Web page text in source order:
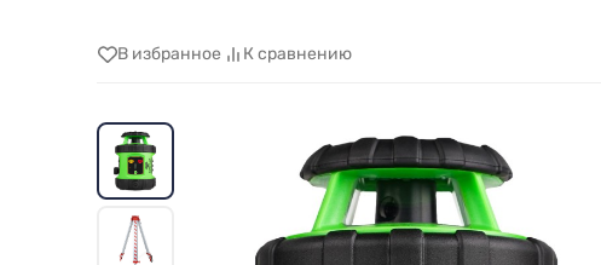
В избранное К сравнению